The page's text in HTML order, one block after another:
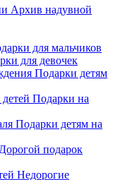
Архив надувной
для мальчиков
для девочек
Подарки детям
Подарки на
Подарки детям на
Дорогой подарок
Недорогие